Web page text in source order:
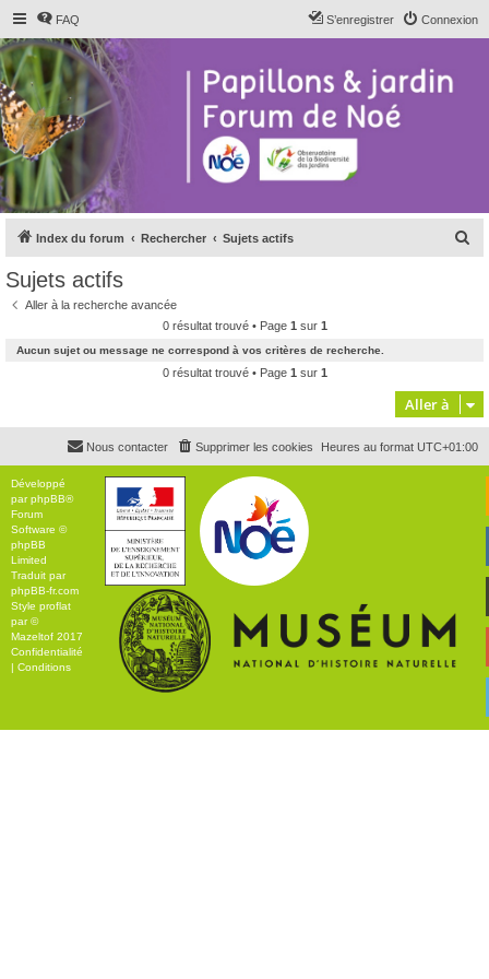
FAQ Connexion
S’enregistrer
Index du forum Rechercher Sujets actifs
c
h
e
Sujets actifs
Aller à la recherche avancée
0 résultat trouvé • Page 1 sur 1
Aucun sujet ou message ne correspond à vos critères de recherche.
0 résultat trouvé • Page 1 sur 1
Aller à
Heures au format UTC+01:00
Supprimer les cookies
Nous contacter
Développé
parphpBB®
Forum
Software ©
phpBB
Limited
Traduit par
phpBB-fr.com
Style proflat
par ©
Mazeltof 2017
Confidentialité
| Conditions